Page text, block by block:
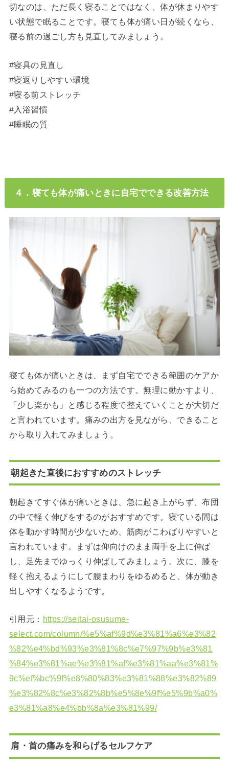
切なのは、ただ長く寝ることではなく、体が休まりやす
い状態で眠ることです。寝ても体が痛い日が続くなら、
寝る前の過ごし方も見直してみましょう。
#寝具の見直し
#寝返りしやすい環境
#寝る前ストレッチ
#入浴習慣
#睡眠の質
４．寝ても体が痛いときに自宅でできる改善方法
寝ても体が痛いときは、まず自宅でできる範囲のケアか
ら始めてみるのも一つの方法です。無理に動かすより、
「少し楽かも」と感じる程度で整えていくことが大切だ
と言われています。痛みの出方を見ながら、できること
から取り入れてみましょう。
朝起きた直後におすすめのストレッチ
朝起きてすぐ体が痛いときは、急に起き上がらず、布団
の中で軽く伸びをするのがおすすめです。寝ている間は
体を動かす時間が少ないため、筋肉がこわばりやすいと
言われています。まずは仰向けのまま両手を上に伸ば
し、足先までゆっくり伸ばしてみましょう。次に、膝を
軽く抱えるようにして腰まわりをゆるめると、体が動き
出しやすくなるようです。
引用元： https://seitai-osusume-
select.com/column/%e5%af%9d%e3%81%a6%e3%82
%82%e4%bd%93%e3%81%8c%e7%97%9b%e3%81
%84%e3%81%ae%e3%81%af%e3%81%aa%e3%81%
9c%ef%bc%9f%e8%80%83%e3%81%88%e3%82%89
%e3%82%8c%e3%82%8b%e5%8e%9f%e5%9b%a0%
e3%81%a8%e4%bb%8a%e3%81%99/
肩・首の痛みを和らげるセルフケア